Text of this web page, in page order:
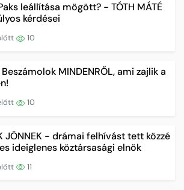
leállítása mögött? - TÓTH MÁTÉ
kérdései
10
Beszámolok MINDENRŐL, ami zajlik a
10
JÖNNEK - drámai felhívást tett közzé
ideiglenes köztársasági elnök
11